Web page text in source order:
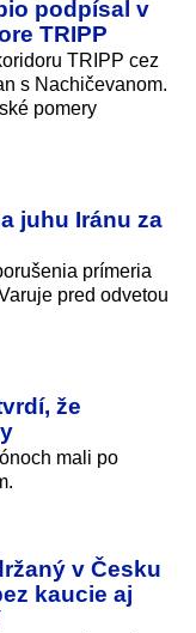
podpísal v
TRIPP
TRIPP cez
s Nachičevanom.
pomery
juhu Iránu za
prímeria
pred odvetou
že
mali po
v Česku
kaucie aj